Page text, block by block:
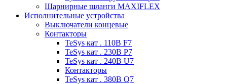
Шарнирные шланги MAXIFLEX
Исполнительные устройства
Выключатели концевые
Контакторы
TeSys кат . 110В F7
TeSys кат . 230В P7
TeSys кат . 240В U7
Контакторы
TeSys кат . 380В Q7